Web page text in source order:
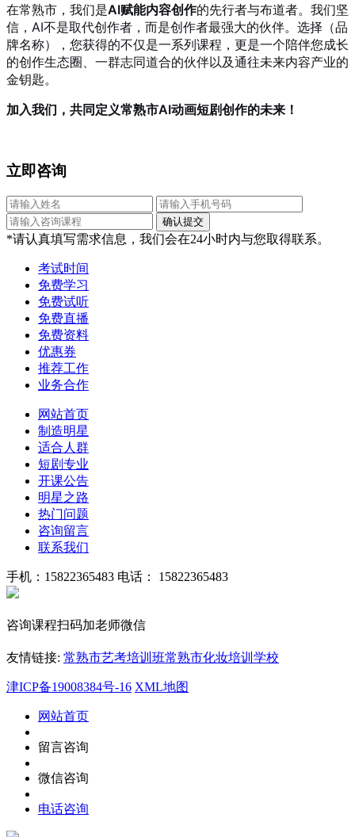
在常熟市，我们是AI赋能内容创作的先行者与布道者。我们坚
信，AI不是取代创作者，而是创作者最强大的伙伴。选择（品
牌名称），您获得的不仅是一系列课程，更是一个陪伴您成长
的创作生态圈、一群志同道合的伙伴以及通往未来内容产业的
金钥匙。
加入我们，共同定义常熟市AI动画短剧创作的未来！
立即咨询
*请认真填写需求信息，我们会在24小时内与您取得联系。
考试时间
免费学习
免费试听
免费直播
免费资料
优惠券
推荐工作
业务合作
网站首页
制造明星
适合人群
短剧专业
开课公告
明星之路
热门问题
咨询留言
联系我们
手机：15822365483 电话： 15822365483
咨询课程扫码加老师微信
友情链接: 常熟市艺考培训班常熟市化妆培训学校
津ICP备19008384号-16 XML地图
网站首页
留言咨询
微信咨询
电话咨询